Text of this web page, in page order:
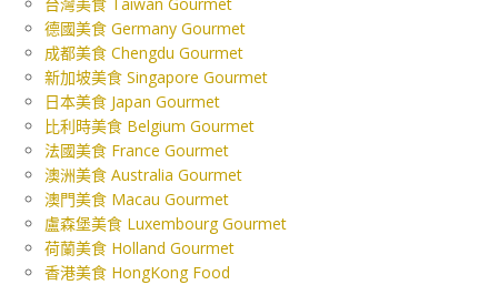
台灣美食 Taiwan Gourmet
德國美食 Germany Gourmet
成都美食 Chengdu Gourmet
新加坡美食 Singapore Gourmet
日本美食 Japan Gourmet
比利時美食 Belgium Gourmet
法國美食 France Gourmet
澳洲美食 Australia Gourmet
澳門美食 Macau Gourmet
盧森堡美食 Luxembourg Gourmet
荷蘭美食 Holland Gourmet
香港美食 HongKong Food